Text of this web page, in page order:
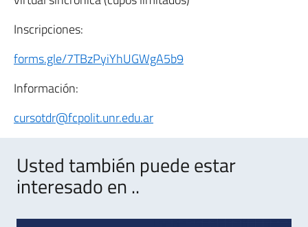
Inscripciones:
forms.gle/7TBzPyiYhUGWgA5b9
Información:
cursotdr@fcpolit.unr.edu.ar
Usted también puede estar
interesado en ..